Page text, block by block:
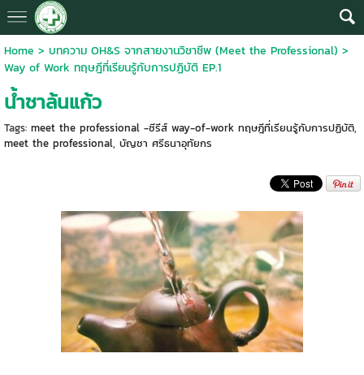
Home > บทความ OH&S จากสายงานวิชาชีพ (Meet the Professional) >
Way of Work ทฤษฎีที่เรียนรู้กับการปฏิบัติ EP.1
น้ำชาล้นแก้ว
Tags: meet the professional -ซีรีส์ way-of-work ทฤษฎีที่เรียนรู้กับการปฏิบัติ,
meet the professional, บัญชา ศรีธนาอุทัยกร